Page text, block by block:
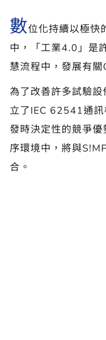
數位化持續以極快
中，「工業4.0」是
慧流程中， 發展有關
為了改善許多試驗
立了IEC 62541通訊
發時決定性的競爭
序環境中，將與
合。